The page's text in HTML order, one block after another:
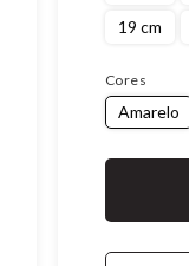
19 cm
Cores
Amarelo